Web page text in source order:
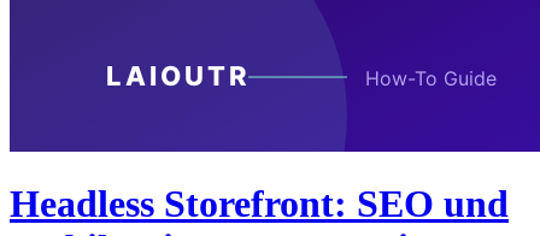
Headless Storefront: SEO und